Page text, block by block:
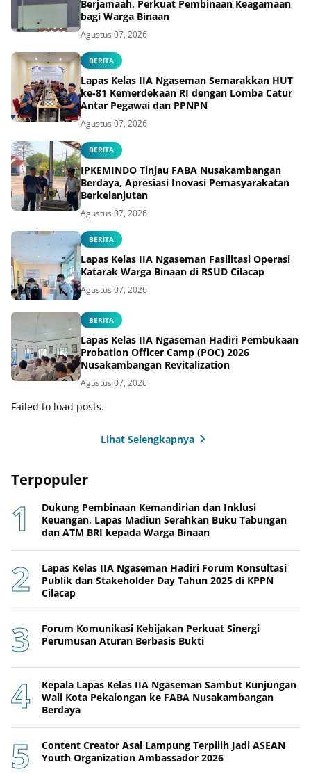
Berjamaah, Perkuat Pembinaan Keagamaan
bagi Warga Binaan
Agustus 07, 2026
BERITA
Lapas Kelas IIA Ngaseman Semarakkan HUT
ke-81 Kemerdekaan RI dengan Lomba Catur
Antar Pegawai dan PPNPN
Agustus 07, 2026
BERITA
IPKEMINDO Tinjau FABA Nusakambangan
Berdaya, Apresiasi Inovasi Pemasyarakatan
Berkelanjutan
Agustus 07, 2026
BERITA
Lapas Kelas IIA Ngaseman Fasilitasi Operasi
Katarak Warga Binaan di RSUD Cilacap
Agustus 07, 2026
BERITA
Lapas Kelas IIA Ngaseman Hadiri Pembukaan
Probation Officer Camp (POC) 2026
Nusakambangan Revitalization
Agustus 07, 2026
Failed to load posts.
Lihat Selengkapnya
Terpopuler
Dukung Pembinaan Kemandirian dan Inklusi
Keuangan, Lapas Madiun Serahkan Buku Tabungan
dan ATM BRI kepada Warga Binaan
Lapas Kelas IIA Ngaseman Hadiri Forum Konsultasi
Publik dan Stakeholder Day Tahun 2025 di KPPN
Cilacap
Forum Komunikasi Kebijakan Perkuat Sinergi
Perumusan Aturan Berbasis Bukti
Kepala Lapas Kelas IIA Ngaseman Sambut Kunjungan
Wali Kota Pekalongan ke FABA Nusakambangan
Berdaya
Content Creator Asal Lampung Terpilih Jadi ASEAN
Youth Organization Ambassador 2026